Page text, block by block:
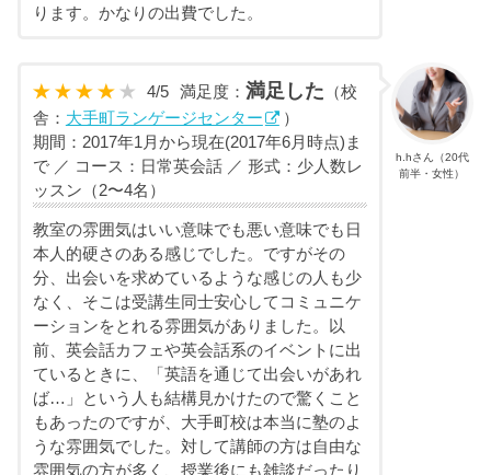
ります。かなりの出費でした。
h.hさん（20代
前半・女性）
4/5 満足度：満足した （校
舎： 大手町ランゲージセンター
）
期間：2017年1月から現在(2017年6月時点)ま
で ／ コース：日常英会話 ／ 形式：少人数レ
ッスン（2〜4名）
教室の雰囲気はいい意味でも悪い意味でも日
本人的硬さのある感じでした。ですがその
分、出会いを求めているような感じの人も少
なく、そこは受講生同士安心してコミュニケ
ーションをとれる雰囲気がありました。以
前、英会話カフェや英会話系のイベントに出
ているときに、「英語を通じて出会いがあれ
ば…」という人も結構見かけたので驚くこと
もあったのですが、大手町校は本当に塾のよ
うな雰囲気でした。対して講師の方は自由な
雰囲気の方が多く、授業後にも雑談だったり